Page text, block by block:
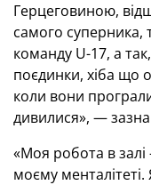
Герцеговиною,
самого суперника,
команду U-17, а
поєдинки, хіба що
коли вони
дивилися», —
«Моя робота в
моєму